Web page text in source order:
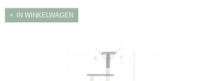
IN WINKELWAGEN